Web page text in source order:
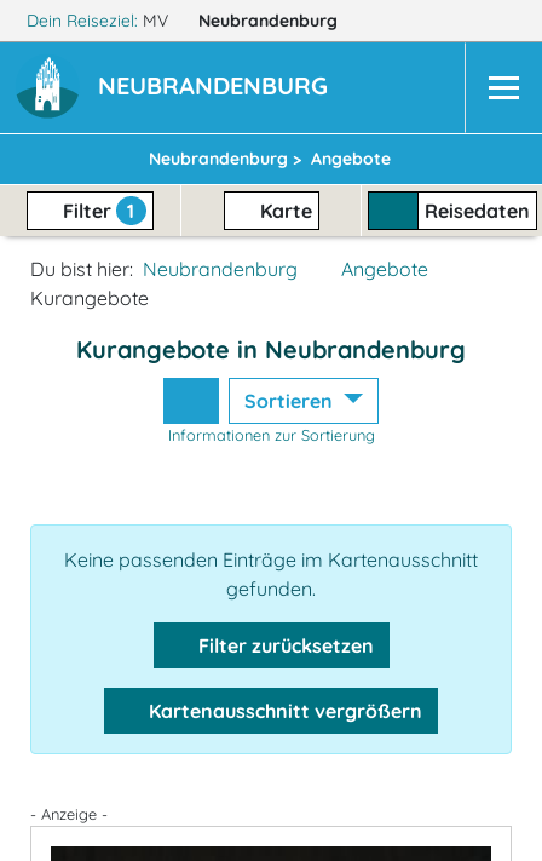
Dein Reiseziel: MV Neubrandenburg
NEUBRANDENBURG
Neubrandenburg > Angebote
Filter 1 Karte Reisedaten
Du bist hier: Neubrandenburg
Angebote
Kurangebote
Kurangebote in Neubrandenburg
Sortieren
Informationen zur Sortierung
Keine passenden Einträge im Kartenausschnitt
gefunden.
Filter zurücksetzen
Kartenausschnitt vergrößern
- Anzeige -